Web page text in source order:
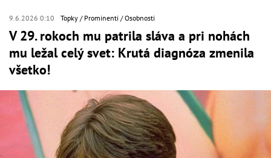
9.6.2026 0:10 Topky Prominenti Osobnosti
V 29. rokoch mu patrila sláva a pri nohách
mu ležal celý svet: Krutá diagnóza zmenila
všetko!